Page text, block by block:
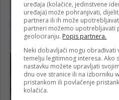
uređaja (kolačiće, jedinstvene
uređaja) može pohranjivati,
partnera ili ih može
partneri možemo upotrebljavati
geolociranju. Popis partnera.
Neki dobavljači mogu obrađivati
temelju legitimnog interesa. Ako
nastavku možete upravljati
dnu ove stranice ili na izborniku
pristankom ili povlačenje
kolačića.